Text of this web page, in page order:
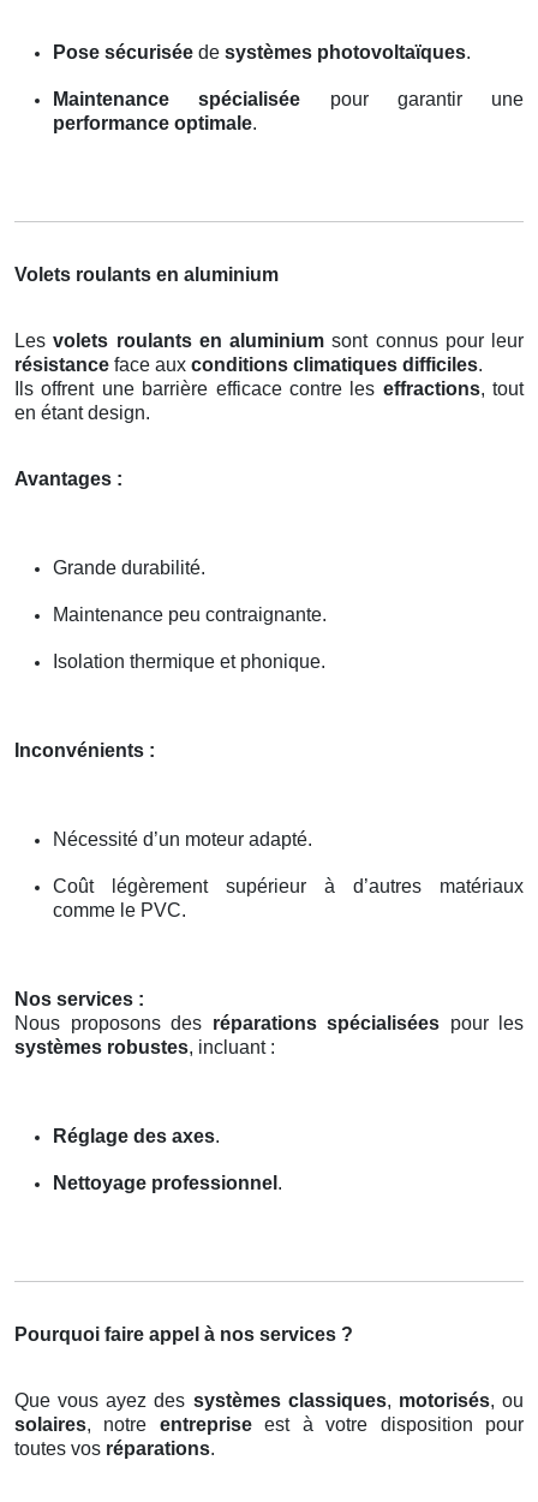
Pose sécurisée de systèmes photovoltaïques.
Maintenance spécialisée pour garantir une
performance optimale.
Volets roulants en aluminium
Lesvolets roulants en aluminium sont connus pour leur
résistance face aux conditions climatiques difficiles.
Ils offrent une barrière efficace contre les effractions, tout
en étant design.
Avantages :
Grande durabilité.
Maintenance peu contraignante.
Isolation thermique et phonique.
Inconvénients :
Nécessité d’un moteur adapté.
Coût légèrement supérieur à d’autres matériaux
comme le PVC.
Nos services :
Nous proposons des réparations spécialisées pour les
systèmes robustes, incluant :
Réglage des axes.
Nettoyage professionnel .
Pourquoi faire appel à nos services ?
Que vous ayez des systèmes classiques, motorisés, ou
solaires, notre entrepriseest à votre disposition pour
toutes vos réparations.